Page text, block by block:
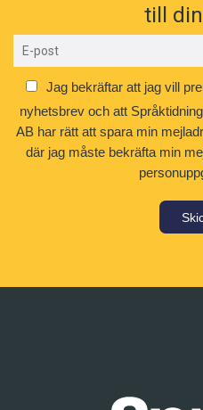
till
Jag bekräftar att jag vill
nyhetsbrev och att
AB har rätt att spara min
där jag måste bekräfta min